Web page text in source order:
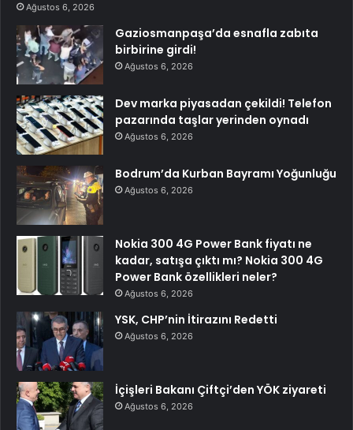
Ağustos 6, 2026
Gaziosmanpaşa’da esnafla zabıta
birbirine girdi!
Ağustos 6, 2026
Dev marka piyasadan çekildi! Telefon
pazarında taşlar yerinden oynadı
Ağustos 6, 2026
Bodrum’da Kurban Bayramı Yoğunluğu
Ağustos 6, 2026
Nokia 300 4G Power Bank fiyatı ne
kadar, satışa çıktı mı? Nokia 300 4G
Power Bank özellikleri neler?
Ağustos 6, 2026
YSK, CHP’nin İtirazını Redetti
Ağustos 6, 2026
İçişleri Bakanı Çiftçi’den YÖK ziyareti
Ağustos 6, 2026